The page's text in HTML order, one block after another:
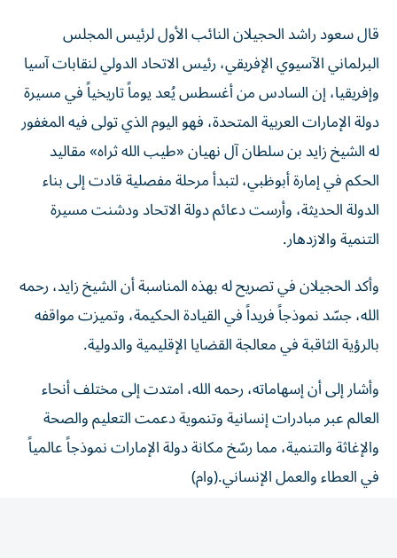
قال سعود راشد الحجيلان النائب الأول لرئيس المجلس
البرلماني الآسيوي الإفريقي، رئيس الاتحاد الدولي لنقابات آسيا
وإفريقيا، إن السادس من أغسطس يُعد يوماً تاريخياً في مسيرة
دولة الإمارات العربية المتحدة، فهو اليوم الذي تولى فيه المغفور
له الشيخ زايد بن سلطان آل نهيان «طيب الله ثراه» مقاليد
الحكم في إمارة أبوظبي، لتبدأ مرحلة مفصلية قادت إلى بناء
الدولة الحديثة، وأرست دعائم دولة الاتحاد ودشنت مسيرة
التنمية والازدهار.
الله، جسّد نموذجاً فريداً في القيادة الحكيمة، وتميزت مواقفه
بالرؤية الثاقبة في معالجة القضايا الإقليمية والدولية.
العالم عبر مبادرات إنسانية وتنموية دعمت التعليم والصحة
والإغاثة والتنمية، مما رسّخ مكانة دولة الإمارات نموذجاً عالمياً
في العطاء والعمل الإنساني.(وام)